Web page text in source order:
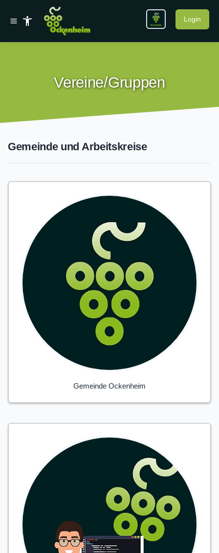
Login
Vereine/Gruppen
Gemeinde und Arbeitskreise
Gemeinde Ockenheim